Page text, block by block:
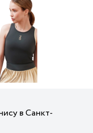
в Санкт-